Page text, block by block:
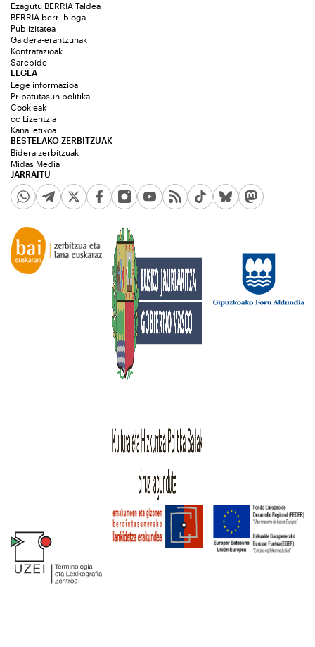
Ezagutu BERRIA Taldea
BERRIA berri bloga
Publizitatea
Galdera-erantzunak
Kontratazioak
Sarebide
JARRAITU
LEGEA
Lege informazioa
Pribatutasun politika
Cookieak
cc Lizentzia
Kanal etikoa
BESTELAKO ZERBITZUAK
Bidera zerbitzuak
Midas Media